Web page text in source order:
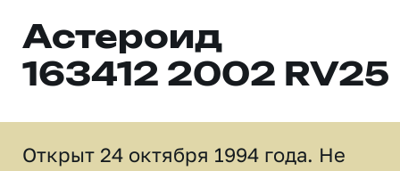
Астероид
163412 2002 RV25
Открыт 24 октября 1994 года. Не